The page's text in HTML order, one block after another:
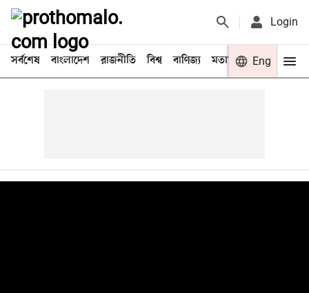
Login
সর্বশেষ বাংলাদেশ রাজনীতি বিশ্ব বাণিজ্য মতামত খেলা
Eng